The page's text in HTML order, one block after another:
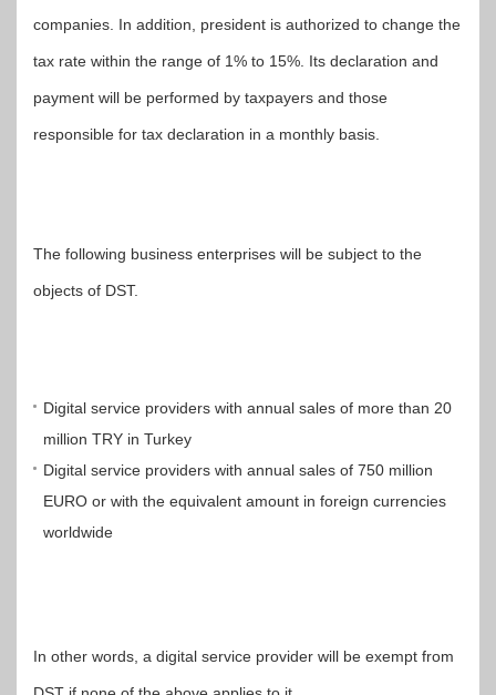
companies. In addition, president is authorized to change the
tax rate within the range of 1% to 15%. Its declaration and
payment will be performed by taxpayers and those
responsible for tax declaration in a monthly basis.
The following business enterprises will be subject to the
objects of DST.
Digital service providers with annual sales of more than 20
million TRY in Turkey
Digital service providers with annual sales of 750 million
EURO or with the equivalent amount in foreign currencies
worldwide
In other words, a digital service provider will be exempt from